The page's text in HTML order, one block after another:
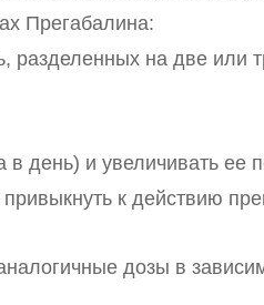
Прегабалина:
разделенных на две или
день) и увеличивать ее
к действию
дозы в